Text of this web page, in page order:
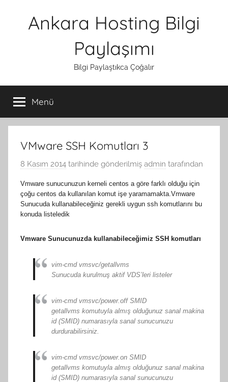
Ankara Hosting Bilgi
Paylaşımı
Bilgi Paylaştıkca Çoğalır
Menü
VMware SSH Komutları 3
8 Kasım 2014 tarihinde gönderilmiş admin tarafından
Vmware sunucunuzun kerneli centos a göre farklı olduğu için
çoğu centos da kullanılan komut işe yaramamakta.Vmware
Sunucuda kullanabileceğiniz gerekli uygun ssh komutlarını bu
konuda listeledik
Vmware Sunucunuzda kullanabileceğimiz SSH komutları
vim-cmd vmsvc/getallvms
Sunucuda kurulmuş aktif VDS’leri listeler
vim-cmd vmsvc/power.off SMID
getallvms komutuyla almış olduğunuz sanal makina
id (SMID) numarasıyla sanal sunucunuzu
durdurabilirsiniz.
vim-cmd vmsvc/power.on SMID
getallvms komutuyla almış olduğunuz sanal makina
id (SMID) numarasıyla sanal sunucunuzu